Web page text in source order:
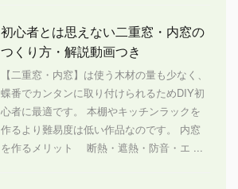
初心者とは思えない二重窓・内窓の
つくり方・解説動画つき
【二重窓・内窓】は使う木材の量も少なく、
蝶番でカンタンに取り付けられるためDIY初
心者に最適です。 本棚やキッチンラックを
作るより難易度は低い作品なのです。 内窓
を作るメリット 断熱・遮熱・防音・エ ...